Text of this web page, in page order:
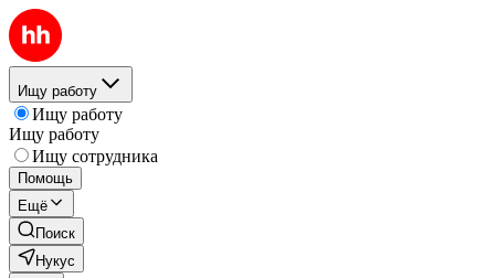
Ищу работу
Ищу работу
Ищу работу
Ищу сотрудника
Помощь
Ещё
Поиск
Нукус